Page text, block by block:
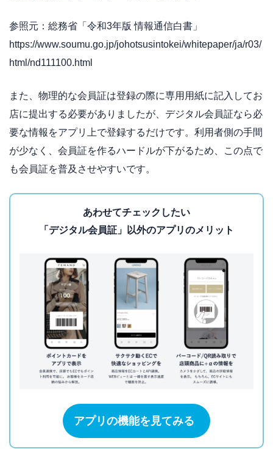
参照元：総務省「令和3年版 情報通信白書」
https://www.soumu.go.jp/johotsusintokei/whitepaper/ja/r03/
html/nd111100.html
また、物理的な会員証は登録の際に専用用紙に記入してお
店に提出する必要がありましたが、デジタル会員証なら必
要な情報をアプリ上で登録するだけです。利用者側の手間
が少なく、会員証を作るハードルが下がるため、この点で
も会員証を普及させやすいです。
あわせてチェックしたい
「デジタル会員証」以外のアプリのメリット
アプリの機能を見てみる